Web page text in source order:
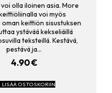
olla iloinen asia. More
voi myös
oman keittiön sisustuksen
ystävää kekseliäillä
teksteillä. Kestävä,
pestävä ja…
4.90€
LISÄÄ OSTOSKORIIN